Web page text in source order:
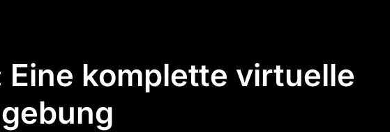
komplette virtuelle